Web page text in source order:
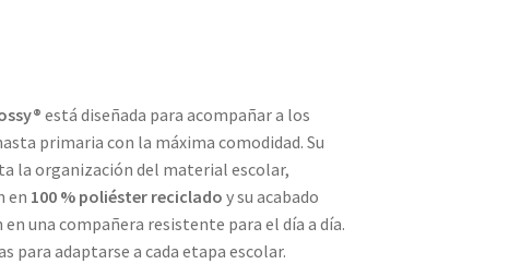
está diseñada para acompañar a los
primaria con la máxima comodidad. Su
la organización del material escolar,
en 100 % poliéster reciclado y su acabado
una compañera resistente para el día a día.
para adaptarse a cada etapa escolar.